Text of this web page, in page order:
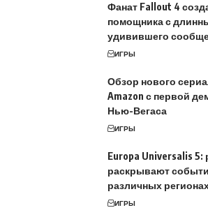
Фанат Fallout 4
помощника с
удивившего
ИГРЫ
Обзор нового
Amazon с первой
Нью-Вегаса
ИГРЫ
Europa Universalis 5:
раскрывают
различных
ИГРЫ